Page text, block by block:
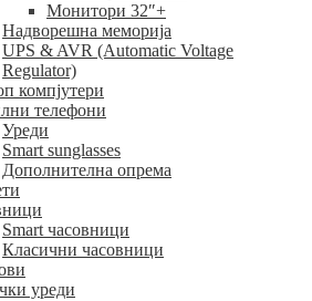
Монитори 32″+
Надворешна меморија
UPS & AVR (Automatic Voltage
Regulator)
компјутери
телефони
Уреди
Smart sunglasses
Дополнителна опрема
Smart часовници
Класични часовници
уреди